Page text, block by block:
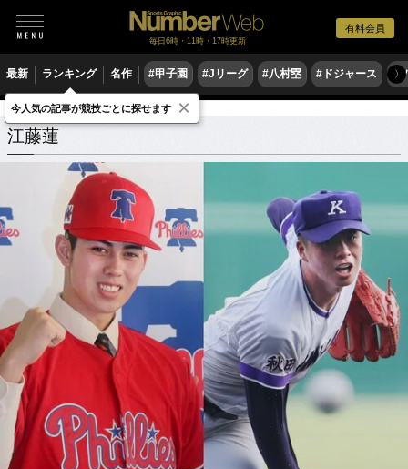
有料会員
毎日6時・11時・17時更新
最新 ランキング 名作 #甲子園 #Jリーグ #八村塁 #ドジャース #
〉
江藤蓮 関連記事
江藤蓮
今人気の記事が競技ごとに探せます ×